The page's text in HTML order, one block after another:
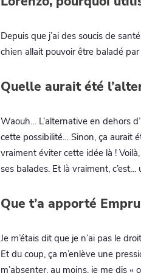
Depuis que j’ai des soucis de
chien allait pouvoir être baladé
Quelle aurait été
Waouh… L’alternative en dehors
cette possibilité… Sinon, ça aurait
vraiment éviter cette idée là !
ses balades. Et là vraiment,
Que t’a apporté
Je m’étais dit que je n’ai pas le
Et du coup, ça m’enlève une
m’absenter, au moins, je me dis «